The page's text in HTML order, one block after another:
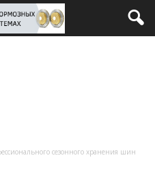
сезонного хранения шин